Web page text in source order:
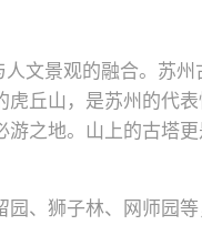
文景观的融合。苏
丘山，是苏州的代
之地。山上的古塔
、狮子林、网师园